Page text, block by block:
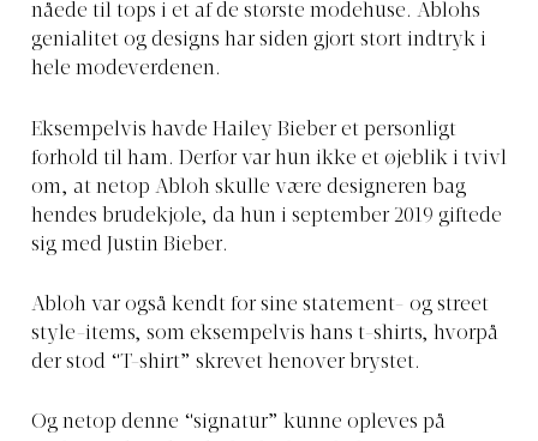
nåede til tops i et af de største modehuse. Ablohs
genialitet og designs har siden gjort stort indtryk i
hele modeverdenen.
Eksempelvis havde Hailey Bieber et personligt
forhold til ham. Derfor var hun ikke et øjeblik i tvivl
om, at netop Abloh skulle være designeren bag
hendes brudekjole, da hun i september 2019 giftede
sig med Justin Bieber.
Abloh var også kendt for sine statement- og street
style-items, som eksempelvis hans t-shirts, hvorpå
der stod “T-shirt” skrevet henover brystet.
Og netop denne “signatur” kunne opleves på